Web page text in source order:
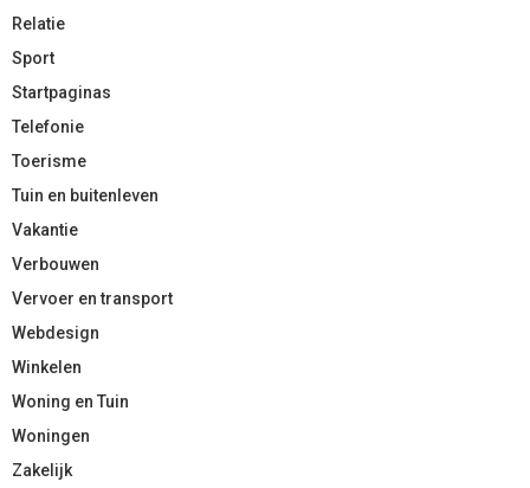
Relatie
Sport
Startpaginas
Telefonie
Toerisme
Tuin en buitenleven
Vakantie
Verbouwen
Vervoer en transport
Webdesign
Winkelen
Woning en Tuin
Woningen
Zakelijk